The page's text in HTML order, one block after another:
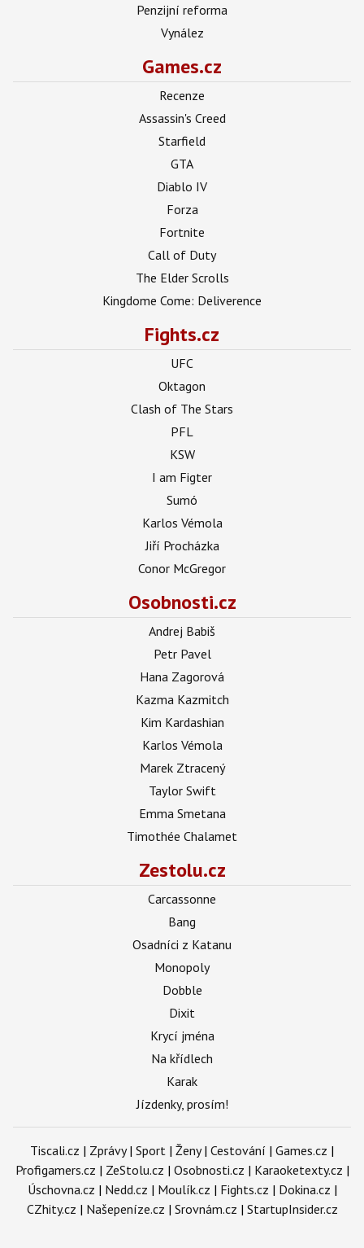
Penzijní reforma
Vynález
Games.cz
Recenze
Assassin's Creed
Starfield
GTA
Diablo IV
Forza
Fortnite
Call of Duty
The Elder Scrolls
Kingdome Come: Deliverence
Fights.cz
UFC
Oktagon
Clash of The Stars
PFL
KSW
I am Figter
Sumó
Karlos Vémola
Jiří Procházka
Conor McGregor
Osobnosti.cz
Andrej Babiš
Petr Pavel
Hana Zagorová
Kazma Kazmitch
Kim Kardashian
Karlos Vémola
Marek Ztracený
Taylor Swift
Emma Smetana
Timothée Chalamet
Zestolu.cz
Carcassonne
Bang
Osadníci z Katanu
Monopoly
Dobble
Dixit
Krycí jména
Na křídlech
Karak
Jízdenky, prosím!
Tiscali.cz | Zprávy| Sport | Ženy| Cestování | Games.cz |
Profigamers.cz | ZeStolu.cz | Osobnosti.cz | Karaoketexty.cz |
Úschovna.cz | Nedd.cz | Moulík.cz | Fights.cz | Dokina.cz |
CZhity.cz | Našepeníze.cz | Srovnám.cz | StartupInsider.cz